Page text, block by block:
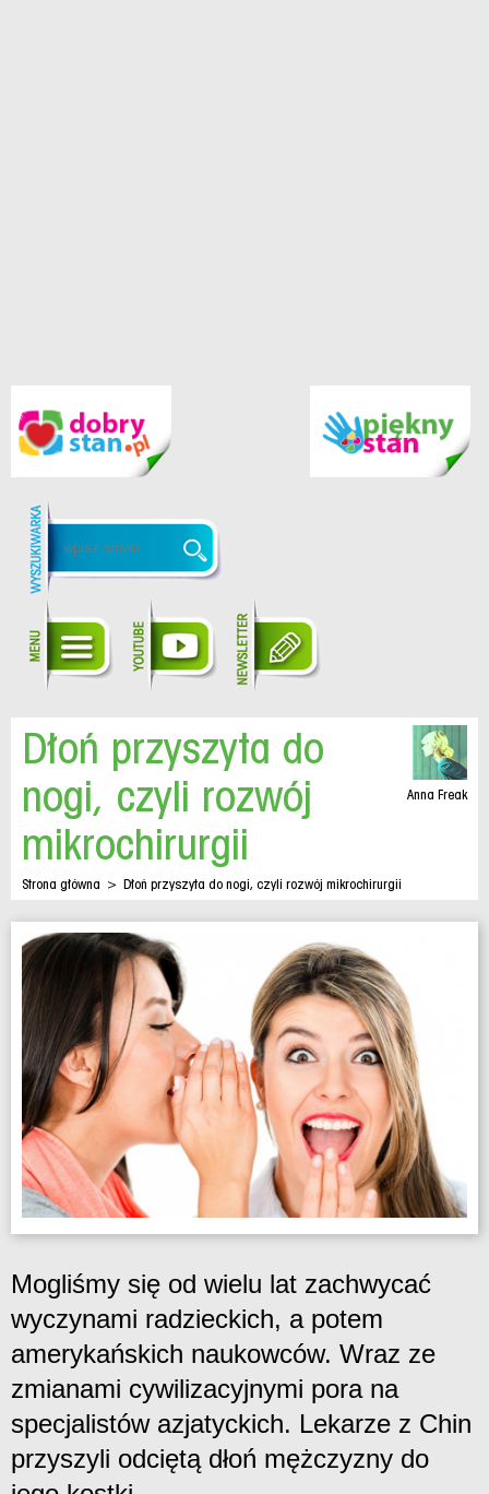
Anna Freak
Dłoń przyszyta do
nogi, czyli rozwój
mikrochirurgii
Strona główna > Dłoń przyszyta do nogi, czyli rozwój mikrochirurgii
Mogliśmy się od wielu lat zachwycać
wyczynami radzieckich, a potem
amerykańskich naukowców. Wraz ze
zmianami cywilizacyjnymi pora na
specjalistów azjatyckich. Lekarze z Chin
przyszyli odciętą dłoń mężczyzny do